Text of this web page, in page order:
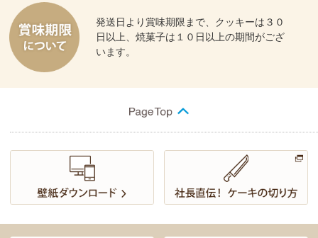
発送日より賞味期限まで、クッキーは３０
日以上、焼菓子は１０日以上の期間がござ
います。